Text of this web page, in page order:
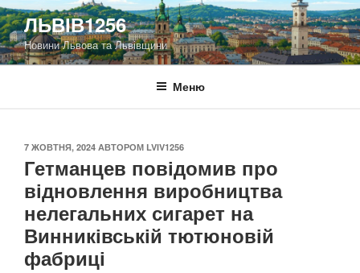
Перейти
до
вмісту
ЛЬВІВ1256
Новини Львова та Львівщини
Меню
ОПУБЛІКОВАНО
7 ЖОВТНЯ, 2024 АВТОРОМ LVIV1256
Гетманцев повідомив про
відновлення виробництва
нелегальних сигарет на
Винниківській тютюновій
фабриці